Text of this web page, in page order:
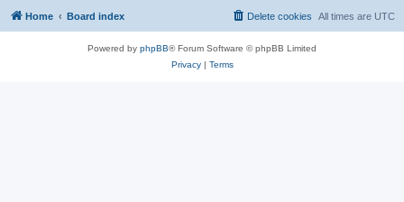
Home Board index All times are UTC
Delete cookies
Powered by phpBB® Forum Software © phpBB Limited
Privacy| Terms